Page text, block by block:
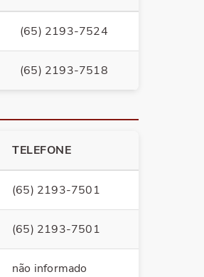
(65) 2193-7524
(65) 2193-7518
TELEFONE
(65) 2193-7501
(65) 2193-7501
não informado